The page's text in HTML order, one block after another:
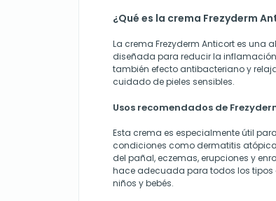
¿Qué es la crema Frezyderm
La crema Frezyderm Anticort es una
diseñada para reducir la
también efecto antibacteriano y
cuidado de pieles sensibles.
Usos recomendados de
Esta crema es especialmente útil
condiciones como dermatitis
del pañal, eczemas, erupciones y
hace adecuada para todos los tipos
niños y bebés.